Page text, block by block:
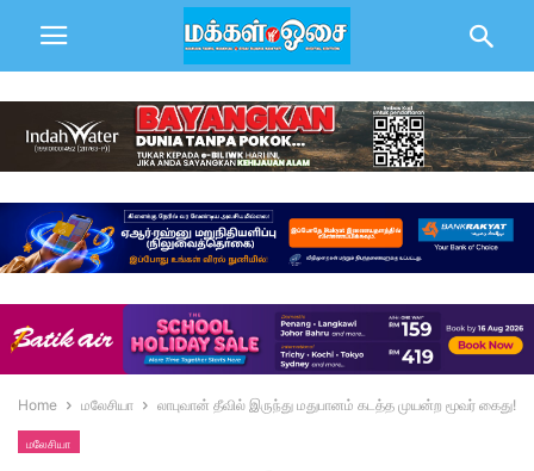
Home மலேசியா லாபுவான் தீவில் இருந்து மதுபானம் கடத்த முயன்ற மூவர் கைது!
மலேசியா